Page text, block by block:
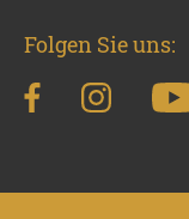
Folgen Sie uns: